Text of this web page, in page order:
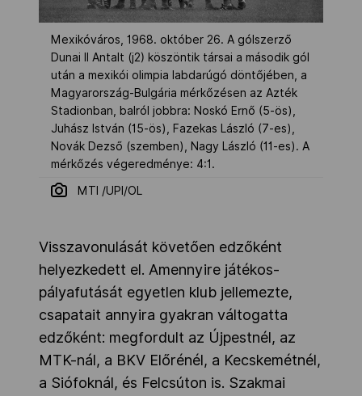
Mexikóváros, 1968. október 26. A gólszerző
Dunai II Antalt (j2) köszöntik társai a második gól
után a mexikói olimpia labdarúgó döntőjében, a
Magyarország-Bulgária mérkőzésen az Azték
Stadionban, balról jobbra: Noskó Ernő (5-ös),
Juhász István (15-ös), Fazekas László (7-es),
Novák Dezső (szemben), Nagy László (11-es). A
mérkőzés végeredménye: 4:1.
MTI /UPI/OL
Visszavonulását követően edzőként
helyezkedett el. Amennyire játékos-
pályafutását egyetlen klub jellemezte,
csapatait annyira gyakran váltogatta
edzőként: megfordult az Újpestnél, az
MTK-nál, a BKV Előrénél, a Kecskemétnél,
a Siófoknál, és Felcsúton is. Szakmai